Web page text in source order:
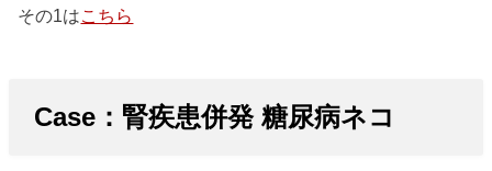
その1はこちら
Case：腎疾患併発 糖尿病ネコ